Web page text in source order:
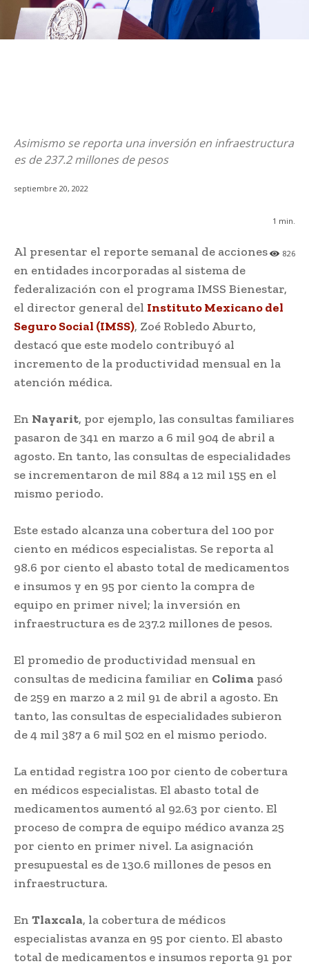
Asimismo se reporta una inversión en infraestructura
es de 237.2 millones de pesos
septiembre 20, 2022
1 min.
826
Al presentar el reporte semanal de acciones
en entidades incorporadas al sistema de
federalización con el programa IMSS Bienestar,
el director general del Instituto Mexicano del
Seguro Social (IMSS), Zoé Robledo Aburto,
destacó que este modelo contribuyó al
incremento de la productividad mensual en la
atención médica.
En Nayarit, por ejemplo, las consultas familiares
pasaron de 341 en marzo a 6 mil 904 de abril a
agosto. En tanto, las consultas de especialidades
se incrementaron de mil 884 a 12 mil 155 en el
mismo periodo.
Este estado alcanza una cobertura del 100 por
ciento en médicos especialistas. Se reporta al
98.6 por ciento el abasto total de medicamentos
e insumos y en 95 por ciento la compra de
equipo en primer nivel; la inversión en
infraestructura es de 237.2 millones de pesos.
El promedio de productividad mensual en
consultas de medicina familiar en Colima pasó
de 259 en marzo a 2 mil 91 de abril a agosto. En
tanto, las consultas de especialidades subieron
de 4 mil 387 a 6 mil 502 en el mismo periodo.
La entidad registra 100 por ciento de cobertura
en médicos especialistas. El abasto total de
medicamentos aumentó al 92.63 por ciento. El
proceso de compra de equipo médico avanza 25
por ciento en primer nivel. La asignación
presupuestal es de 130.6 millones de pesos en
infraestructura.
En Tlaxcala, la cobertura de médicos
especialistas avanza en 95 por ciento. El abasto
total de medicamentos e insumos reporta 91 por